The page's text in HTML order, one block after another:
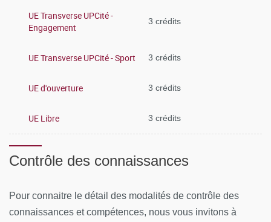
UE Transverse UPCité -
Engagement
3 crédits
UE Transverse UPCité - Sport 3 crédits
UE d'ouverture 3 crédits
UE Libre 3 crédits
Contrôle des connaissances
Pour connaitre le détail des modalités de contrôle des
connaissances et compétences, nous vous invitons à